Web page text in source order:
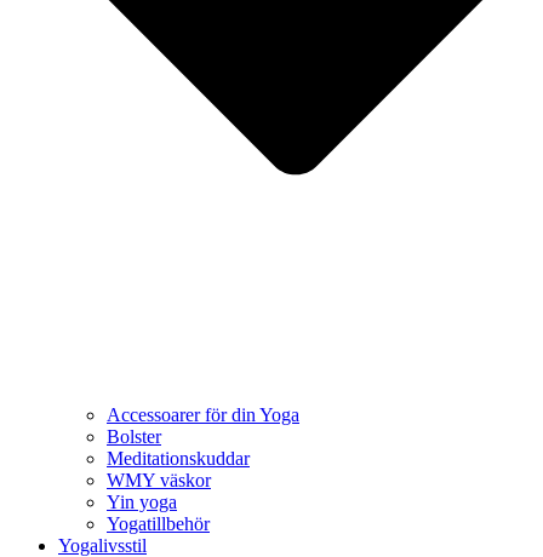
Accessoarer för din Yoga
Bolster
Meditationskuddar
WMY väskor
Yin yoga
Yogatillbehör
Yogalivsstil